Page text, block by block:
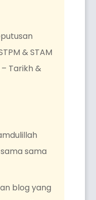
& STAM
Tarikh &
sama
blog yang